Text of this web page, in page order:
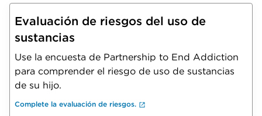
Evaluación de riesgos del uso de
sustancias
Use la encuesta de Partnership to End Addiction
para comprender el riesgo de uso de sustancias
de su hijo.
Complete la evaluación de riesgos.